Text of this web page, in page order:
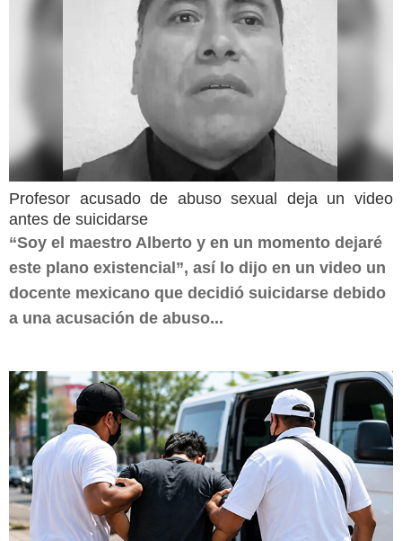
Profesor acusado de abuso sexual deja un video
antes de suicidarse
“Soy el maestro Alberto y en un momento dejaré
este plano existencial”, así lo dijo en un video un
docente mexicano que decidió suicidarse debido
a una acusación de abuso...